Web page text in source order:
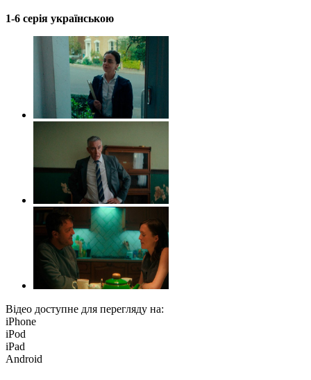
1-6 серія українською
Відео доступне для перегляду на:
iPhone
iPod
iPad
Android